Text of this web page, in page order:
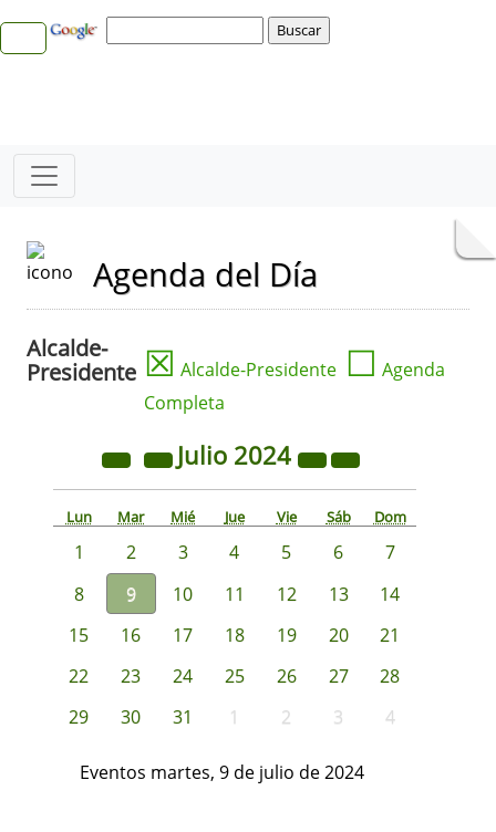
Agenda del Día
Alcalde-
Presidente ☒ Alcalde-Presidente ☐ Agenda
Completa
Julio 2024
Lun Mar Mié Jue Vie Sáb Dom
1 2 3 4 5 6
7
8
9 10 11 12 13
14
15
16 17 18 19 20
21
22
23 24 25 26 27
28
29
30 31 1 2 3 4
Eventos martes, 9 de julio de 2024